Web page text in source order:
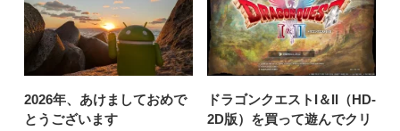
2026年、あけましておめで
とうございます
ドラゴンクエストI＆II（HD-
2D版）を買って遊んでクリ